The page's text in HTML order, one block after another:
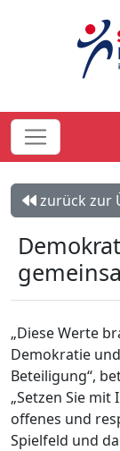
zurück zur
„Diese Werte
Demokratie
Beteiligung“,
„Setzen Sie
offenes und
Spielfeld und